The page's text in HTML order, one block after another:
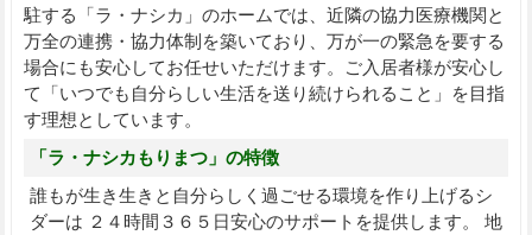
駐する「ラ・ナシカ」のホームでは、近隣の協力医療機関と
万全の連携・協力体制を築いており、万が一の緊急を要する
場合にも安心してお任せいただけます。ご入居者様が安心し
て「いつでも自分らしい生活を送り続けられること」を目指
す理想としています。
「ラ・ナシカもりまつ」の特徴
誰もが生き生きと自分らしく過ごせる環境を作り上げるシ
ダーは ２４時間３６５日安心のサポートを提供します。 地